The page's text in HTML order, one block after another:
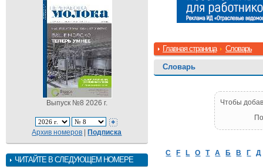
Выпуск №8 2026 г.
Архив номеров |Подписка
ЧИТАЙТЕ В СЛЕДУЮЩЕМ НОМЕРЕ
Главная страница Словарь
Словарь
Чтобы
C F L O T А Б В Г Д